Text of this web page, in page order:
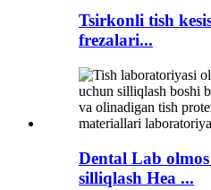
Tsirkonli tish
frezalari...
Dental Lab
silliqlash Hea ...